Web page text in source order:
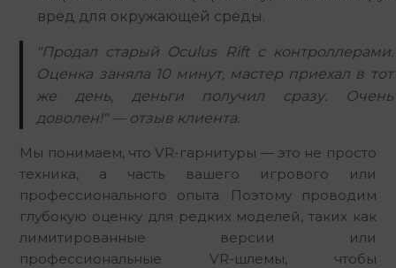
вред для окружающей среды.
"Продал старый Oculus Rift с контроллерами.
Оценка заняла 10 минут, мастер приехал в тот
же день, деньги получил сразу. Очень
доволен!" — отзыв клиента.
Мы понимаем, что VR-гарнитуры — это не просто
техника, а часть вашего игрового или
профессионального опыта. Поэтому проводим
глубокую оценку для редких моделей, таких как
лимитированные версии или
профессиональные VR-шлемы, чтобы